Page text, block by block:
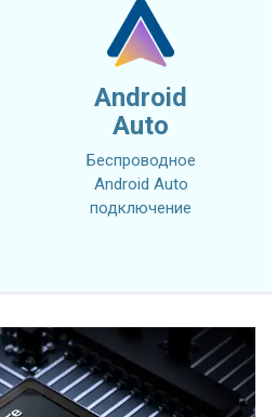
Android
Auto
Беспроводное
Android Auto
подключение